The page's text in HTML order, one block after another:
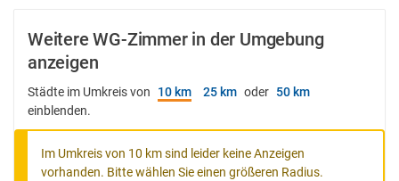
Weitere WG-Zimmer in der Umgebung
anzeigen
Städte im Umkreis von 10 km 25 km oder 50 km
einblenden.
Im Umkreis von 10 km sind leider keine Anzeigen
vorhanden. Bitte wählen Sie einen größeren Radius.